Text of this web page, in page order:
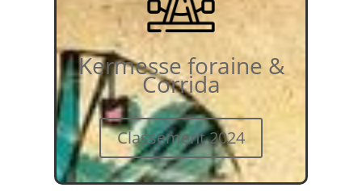
Kermesse foraine &
Corrida
Classement 2024